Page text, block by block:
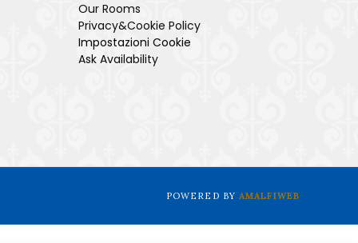
Our Rooms
Privacy&Cookie Policy
Impostazioni Cookie
Ask Availability
POWERED BYAMALFIWEB